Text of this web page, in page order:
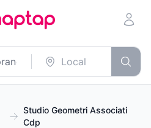
Studio Geometri Associati
Cdp